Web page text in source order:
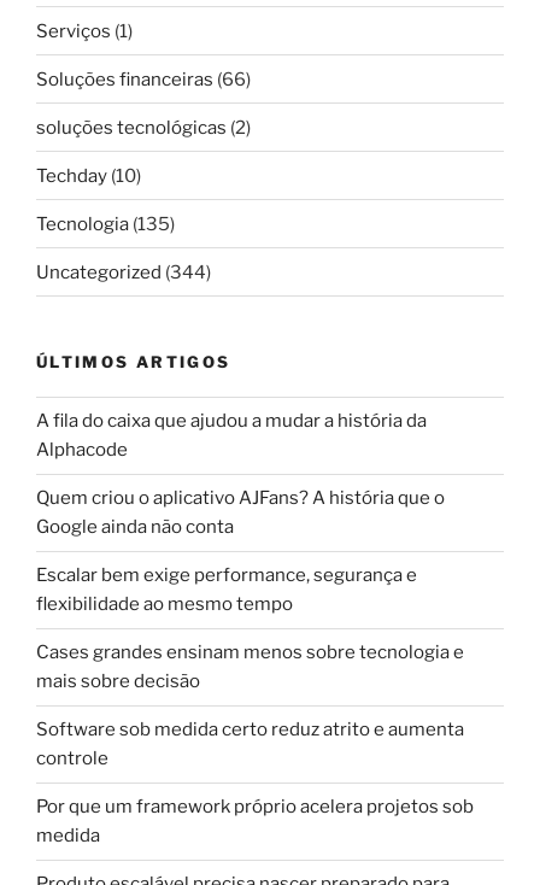
Serviços (1)
Soluções financeiras (66)
soluções tecnológicas (2)
Techday (10)
Tecnologia (135)
Uncategorized (344)
ÚLTIMOS ARTIGOS
A fila do caixa que ajudou a mudar a história da
Alphacode
Quem criou o aplicativo AJFans? A história que o
Google ainda não conta
Escalar bem exige performance, segurança e
flexibilidade ao mesmo tempo
Cases grandes ensinam menos sobre tecnologia e
mais sobre decisão
Software sob medida certo reduz atrito e aumenta
controle
Por que um framework próprio acelera projetos sob
medida